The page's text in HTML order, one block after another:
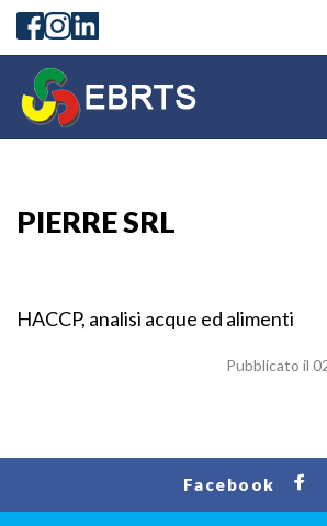
PIERRE SRL
HACCP, analisi acque ed alimenti
Pubblicato il
Facebook